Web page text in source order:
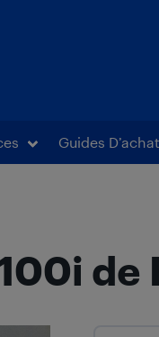
Guides D’achat
de